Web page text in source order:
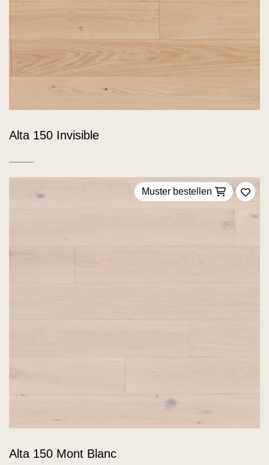
Alta 150 Invisible
Muster bestellen
Zu
Alta 150 Mont Blanc